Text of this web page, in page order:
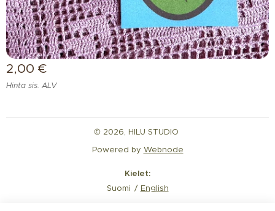
2,00 €
Hinta sis. ALV
© 2026, HILU STUDIO
Powered by Webnode
Kielet
Suomi
English